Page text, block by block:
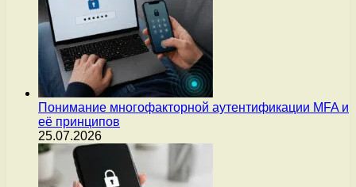
Понимание многофакторной аутентификации MFA и
её принципов
25.07.2026